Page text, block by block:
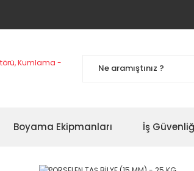
Boyama Ekipmanları İş